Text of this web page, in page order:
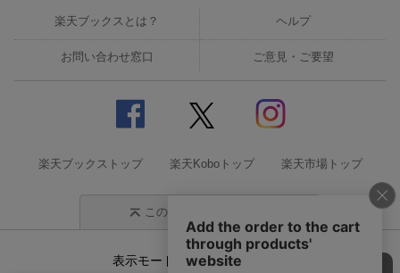
楽天ブックスとは？ ヘルプ
お問い合わせ窓口 ご意見・ご要望
楽天ブックストップ 楽天Koboトップ 楽天市場トップ
このページの先頭に戻る
表示モード モバイル